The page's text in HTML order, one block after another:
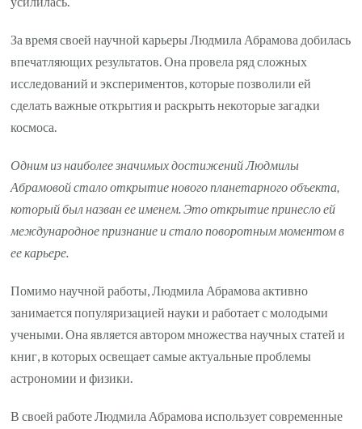
За время своей научной карьеры Людмила Абрамова добилась
впечатляющих результатов. Она провела ряд сложных
исследований и экспериментов, которые позволили ей
сделать важные открытия и раскрыть некоторые загадки
космоса.
Одним из наиболее значимых достижений Людмилы
Абрамовой стало открытие нового планетарного объекта,
который был назван ее именем. Это открытие принесло ей
международное признание и стало поворотным моментом в
ее карьере.
Помимо научной работы, Людмила Абрамова активно
занимается популяризацией науки и работает с молодыми
учеными. Она является автором множества научных статей и
книг, в которых освещает самые актуальные проблемы
астрономии и физики.
В своей работе Людмила Абрамова использует современные